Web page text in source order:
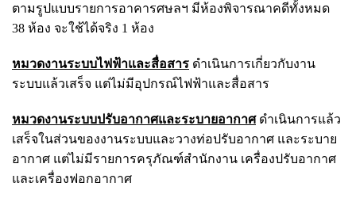
ตามรูปแบบรายการอาคารศษลฯ มีห้องพิจารณาคดีทั้งหมด
38 ห้อง จะใช้ได้จริง 1 ห้อง
หมวดงานระบบไฟฟ้าและสื่อสาร ดำเนินการเกี่ยวกับงาน
ระบบแล้วเสร็จ แต่ไม่มีอุปกรณ์ไฟฟ้าและสื่อสาร
หมวดงานระบบปรับอากาศและระบายอากาศดำเนินการแล้ว
เสร็จในส่วนของงานระบบและวางท่อปรับอากาศ และระบาย
อากาศ แต่ไม่มีรายการครุภัณฑ์สำนักงาน เครื่องปรับอากาศ
และเครื่องฟอกอากาศ